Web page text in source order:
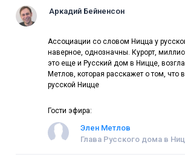
Аркадий Бейненсон
Ассоциации со словом Ницца у
наверное, однозначны. Курорт,
это еще и Русский дом в Ницце,
Метлов, которая расскажет о том, что
русской Ницце
Гости эфира:
Элен Метлов
Глава Русского дома в